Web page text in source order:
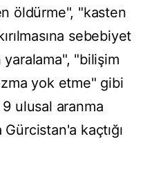
öldürme", "kasten
sebebiyet
"bilişim
yok etme" gibi
ulusal aranma
kaçtığı